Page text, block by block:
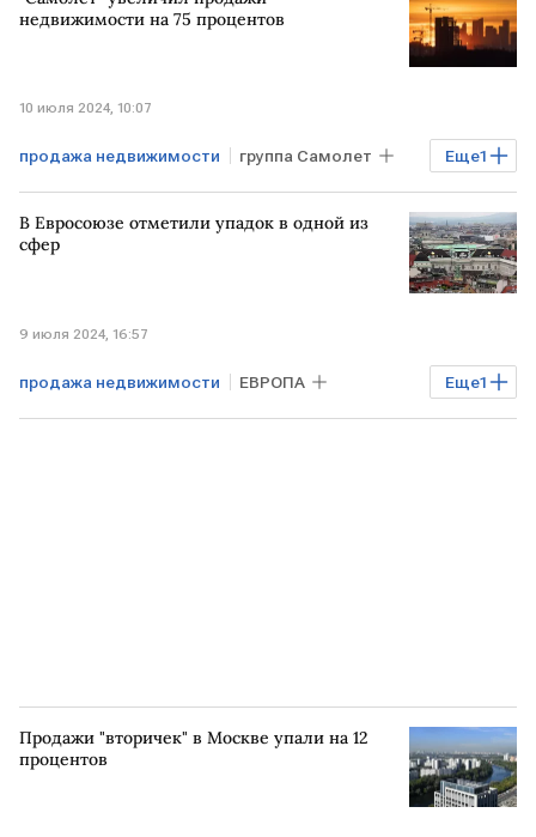
семейная ипотека льготная ипотека
недвижимости на 75 процентов
10 июля 2024, 10:07
Еще1
продажа недвижимости группа Самолет
Недвижимость
В Евросоюзе отметили упадок в одной из
сфер
9 июля 2024, 16:57
Еще1
продажа недвижимости ЕВРОПА
Недвижимость
Продажи "вторичек" в Москве упали на 12
процентов